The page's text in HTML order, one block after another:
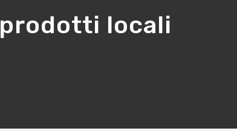
prodotti locali